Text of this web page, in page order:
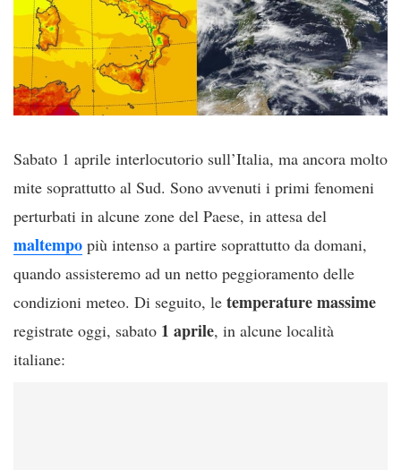
Sabato 1 aprile interlocutorio sull’Italia, ma ancora molto
mite soprattutto al Sud. Sono avvenuti i primi fenomeni
perturbati in alcune zone del Paese, in attesa del
maltempo più intenso a partire soprattutto da domani,
quando assisteremo ad un netto peggioramento delle
condizioni meteo. Di seguito, le temperature massime
registrate oggi, sabato 1 aprile, in alcune località
italiane: